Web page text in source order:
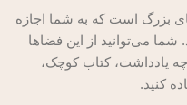
بزرگ است که به شما اجازه
شما می‌توانید از این فضاها
یادداشت، کتاب کوچک،
کنید.